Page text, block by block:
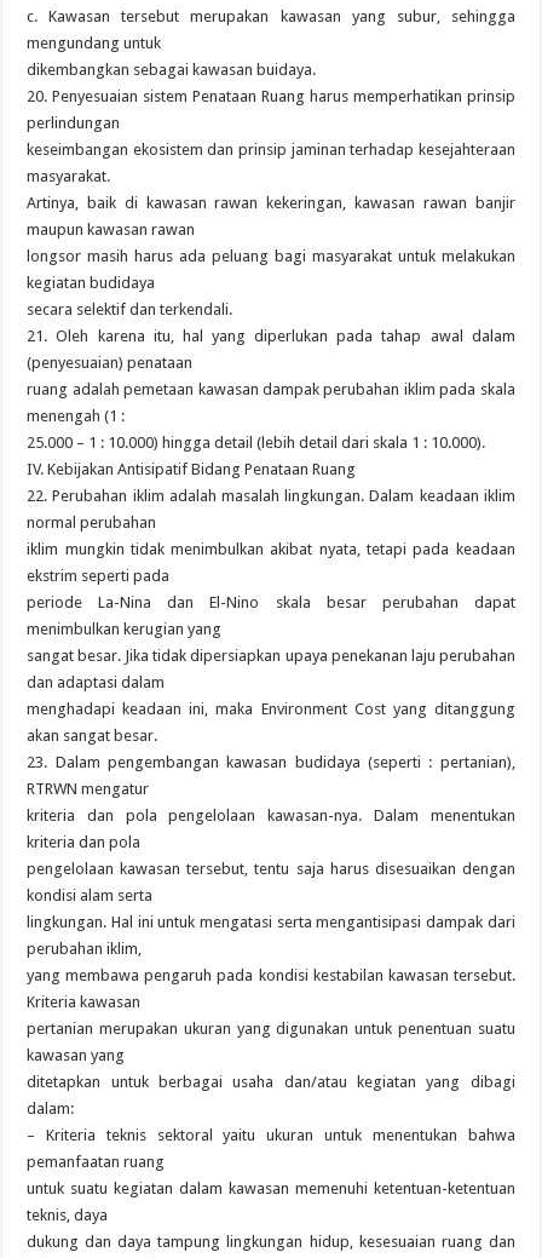
c. Kawasan tersebut merupakan kawasan yang subur, sehingga
mengundang untuk
dikembangkan sebagai kawasan buidaya.
20. Penyesuaian sistem Penataan Ruang harus memperhatikan prinsip
perlindungan
keseimbangan ekosistem dan prinsip jaminan terhadap kesejahteraan
masyarakat.
Artinya, baik di kawasan rawan kekeringan, kawasan rawan banjir
maupun kawasan rawan
longsor masih harus ada peluang bagi masyarakat untuk melakukan
kegiatan budidaya
secara selektif dan terkendali.
21. Oleh karena itu, hal yang diperlukan pada tahap awal dalam
(penyesuaian) penataan
ruang adalah pemetaan kawasan dampak perubahan iklim pada skala
menengah (1 :
25.000 – 1 : 10.000) hingga detail (lebih detail dari skala 1 : 10.000).
IV. Kebijakan Antisipatif Bidang Penataan Ruang
22. Perubahan iklim adalah masalah lingkungan. Dalam keadaan iklim
normal perubahan
iklim mungkin tidak menimbulkan akibat nyata, tetapi pada keadaan
ekstrim seperti pada
periode La-Nina dan El-Nino skala besar perubahan dapat
menimbulkan kerugian yang
sangat besar. Jika tidak dipersiapkan upaya penekanan laju perubahan
dan adaptasi dalam
menghadapi keadaan ini, maka Environment Cost yang ditanggung
akan sangat besar.
23. Dalam pengembangan kawasan budidaya (seperti : pertanian),
RTRWN mengatur
kriteria dan pola pengelolaan kawasan-nya. Dalam menentukan
kriteria dan pola
pengelolaan kawasan tersebut, tentu saja harus disesuaikan dengan
kondisi alam serta
lingkungan. Hal ini untuk mengatasi serta mengantisipasi dampak dari
perubahan iklim,
yang membawa pengaruh pada kondisi kestabilan kawasan tersebut.
Kriteria kawasan
pertanian merupakan ukuran yang digunakan untuk penentuan suatu
kawasan yang
ditetapkan untuk berbagai usaha dan/atau kegiatan yang dibagi
dalam:
– Kriteria teknis sektoral yaitu ukuran untuk menentukan bahwa
pemanfaatan ruang
untuk suatu kegiatan dalam kawasan memenuhi ketentuan-ketentuan
teknis, daya
dukung dan daya tampung lingkungan hidup, kesesuaian ruang dan